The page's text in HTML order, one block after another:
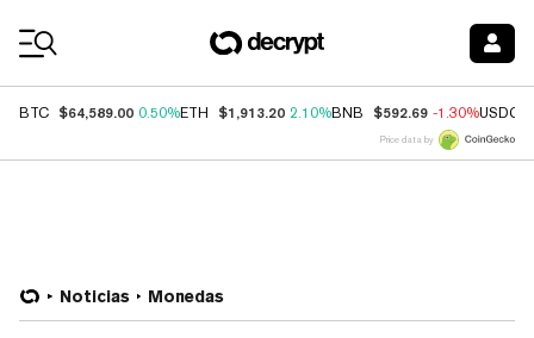
BTC $64,589.00 0.50%ETH $1,913.20 2.10%BNB $592.69 -1.30%USDC
Price data by
Noticias Monedas